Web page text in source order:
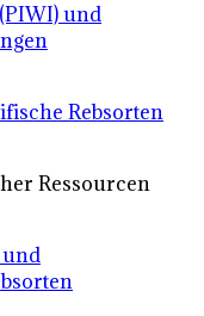
und
Rebsorten
Ressourcen